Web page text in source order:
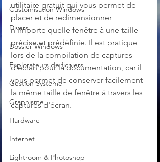
Customisation Windows
Divers
Dossier Windows
Explorateurs de fichiers
Gestion Système
Graphisme
Hardware
Internet
Lightroom & Photoshop
utilitaire gratuit qui vous permet de
placer et de redimensionner
n'importe quelle fenêtre à une taille
précise et prédéfinie. Il est pratique
lors de la compilation de captures
d'écran pour la documentation, car il
vous permet de conserver facilement
la même taille de fenêtre à travers les
captures d'écran.